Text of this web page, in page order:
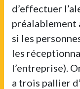
d’effectuer
préalablement
si les
les
l’entreprise).
a trois pallier